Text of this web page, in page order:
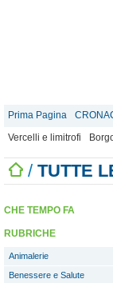
Prima Pagina
Vercelli e limitrofi
/ TUTTE
CHE TEMPO FA
RUBRICHE
Animalerie
Benessere e Salute